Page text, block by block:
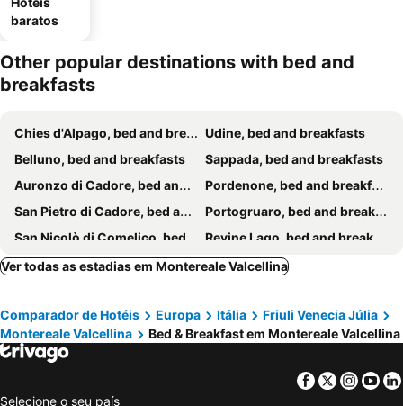
baratos
Other popular destinations with bed and
breakfasts
Chies d'Alpago, bed and breakfasts
Udine, bed and breakfasts
Belluno, bed and breakfasts
Sappada, bed and breakfasts
Auronzo di Cadore, bed and breakfasts
Pordenone, bed and breakfasts
San Pietro di Cadore, bed and breakfasts
Portogruaro, bed and breakfasts
San Nicolò di Comelico, bed and breakfasts
Revine Lago, bed and breakfasts
Tolmezzo, bed and breakfasts
Latisana, bed and breakfasts
Sedico, bed and breakfasts
Fagagna, bed and breakfasts
Lozzo di Cadore, bed and breakfasts
Fossalta di Portogruaro, bed and breakfasts
Pieve di Cadore, bed and breakfasts
Puos d'Alpago, bed and breakfasts
Nimis, bed and breakfasts
Ver todas as estadias em Montereale Valcellina
Comparador de Hotéis Europa Itália
Friuli Venecia Júlia
Montereale Valcellina
Bed & Breakfast em Montereale Valcellina
Facebook
Twitter
Selecione o seu país